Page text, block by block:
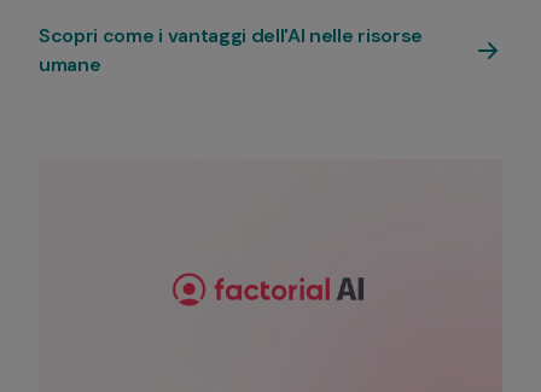
Scopri come i vantaggi dell'AI nelle risorse
umane